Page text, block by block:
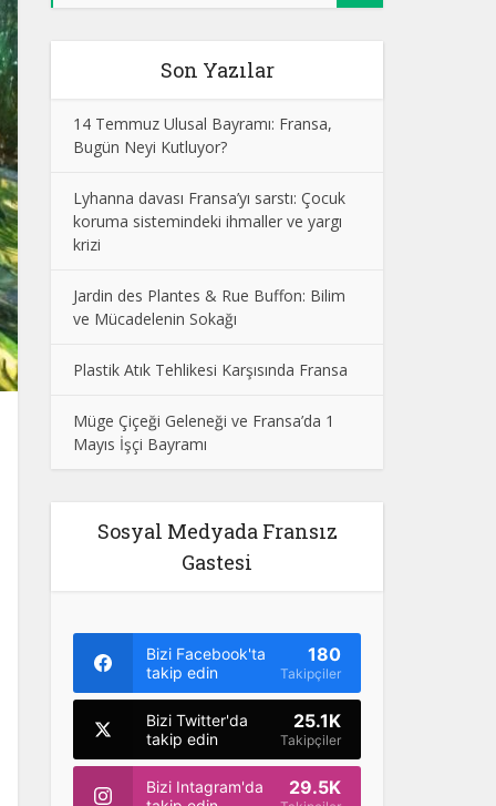
Son Yazılar
14 Temmuz Ulusal Bayramı: Fransa,
Bugün Neyi Kutluyor?
Lyhanna davası Fransa’yı sarstı: Çocuk
koruma sistemindeki ihmaller ve yargı
krizi
Jardin des Plantes & Rue Buffon: Bilim
ve Mücadelenin Sokağı
Plastik Atık Tehlikesi Karşısında Fransa
Müge Çiçeği Geleneği ve Fransa’da 1
Mayıs İşçi Bayramı
Sosyal Medyada Fransız
Gastesi
Bizi Facebook'ta
takip edin
180
Takipçiler
Bizi Twitter'da
takip edin
25.1K
Takipçiler
Bizi Intagram'da
29.5K